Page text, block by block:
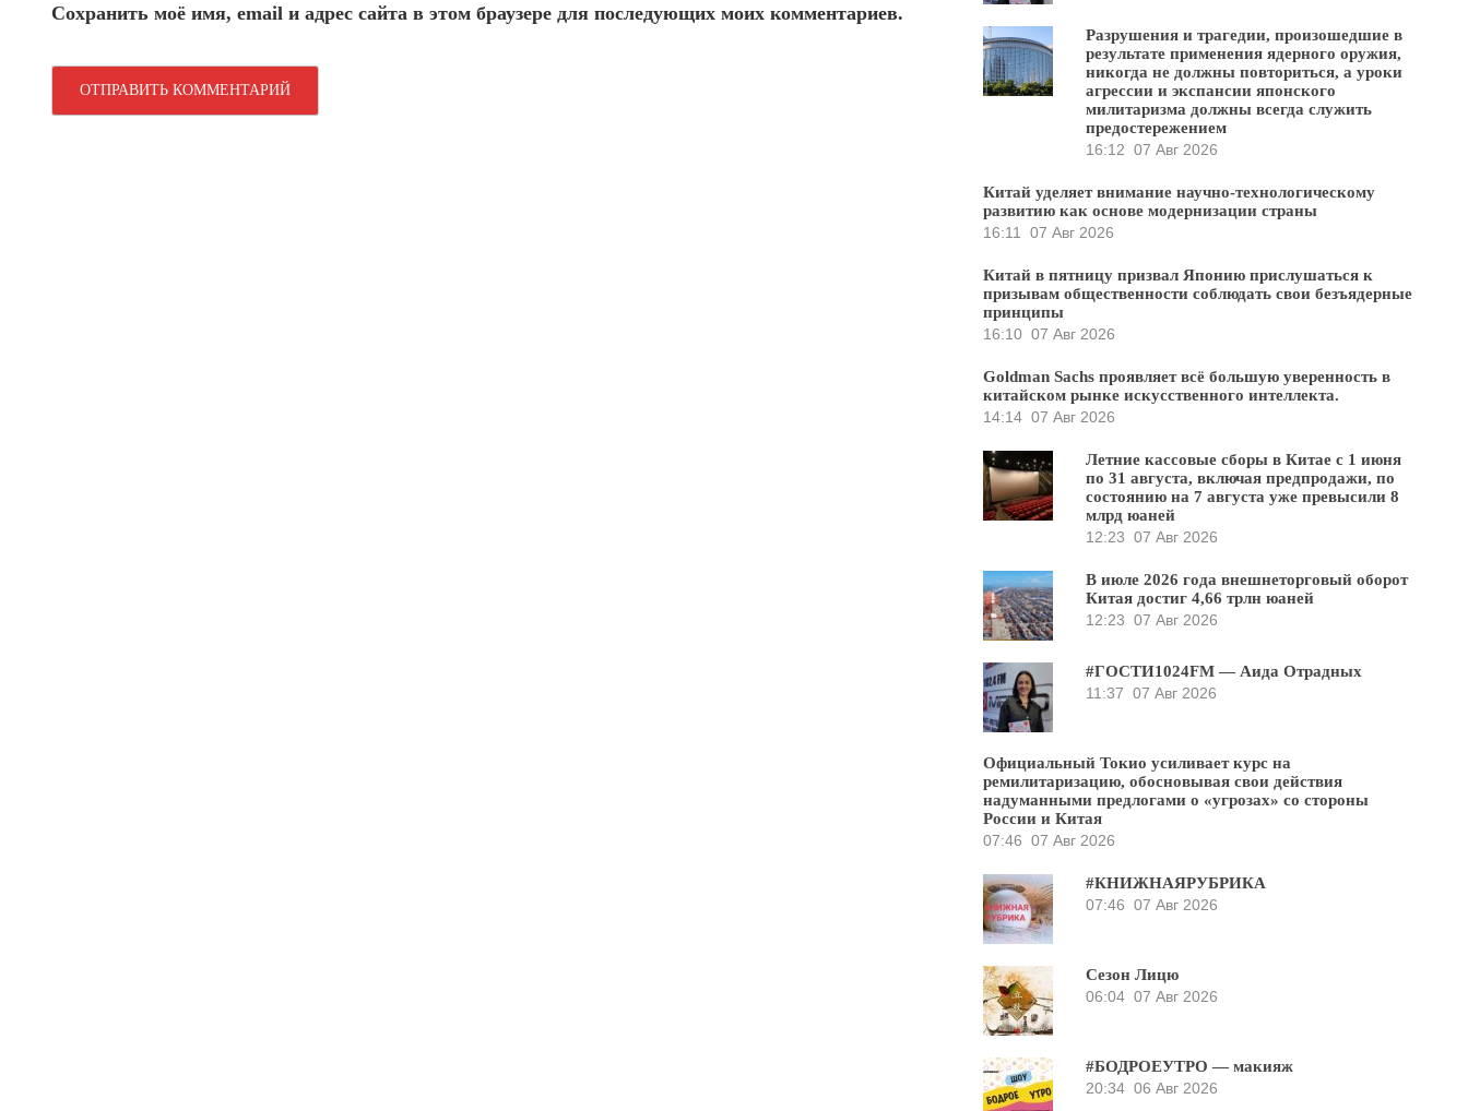
Сохранить моё имя, email и адрес сайта в этом браузере для последующих моих комментариев.
Разрушения и трагедии, произошедшие в
результате применения ядерного оружия,
никогда не должны повториться, а уроки
агрессии и экспансии японского
милитаризма должны всегда служить
предостережением
16:12 07 Авг 2026
Китай уделяет внимание научно-технологическому
развитию как основе модернизации страны
16:11
07 Авг 2026
Китай в пятницу призвал Японию прислушаться к
призывам общественности соблюдать свои безъядерные
принципы
16:10 07 Авг 2026
Goldman Sachs проявляет всё большую уверенность в
китайском рынке искусственного интеллекта.
14:14 07 Авг 2026
Летние кассовые сборы в Китае с 1 июня
по 31 августа, включая предпродажи, по
состоянию на 7 августа уже превысили 8
млрд юаней
12:23 07 Авг 2026
В июле 2026 года внешнеторговый оборот
Китая достиг 4,66 трлн юаней
12:23 07 Авг 2026
#ГОСТИ1024FM — Аида Отрадных
11:37 07 Авг 2026
Официальный Токио усиливает курс на
ремилитаризацию, обосновывая свои действия
надуманными предлогами о «угрозах» со стороны
России и Китая
07:46 07 Авг 2026
#КНИЖНАЯРУБРИКА
07:46 07 Авг 2026
Сезон Лицю
06:04 07 Авг 2026
#БОДРОЕУТРО — макияж
20:34 06 Авг 2026